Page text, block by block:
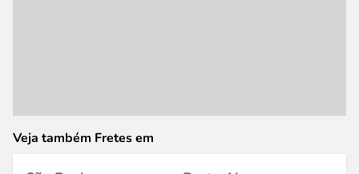
Veja também Fretes em